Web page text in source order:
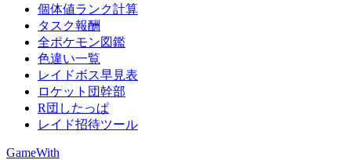
個体値ランク計算
タスク報酬
全ポケモン図鑑
色違い一覧
レイドボス早見表
ロケット団幹部
R団したっぱ
レイド招待ツール
GameWith